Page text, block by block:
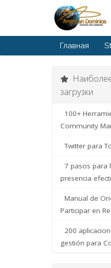
Главная
загрузки
100+
Community
Twitter para
7 pasos para
presencia
Manual de
Participar en
200
gestión para